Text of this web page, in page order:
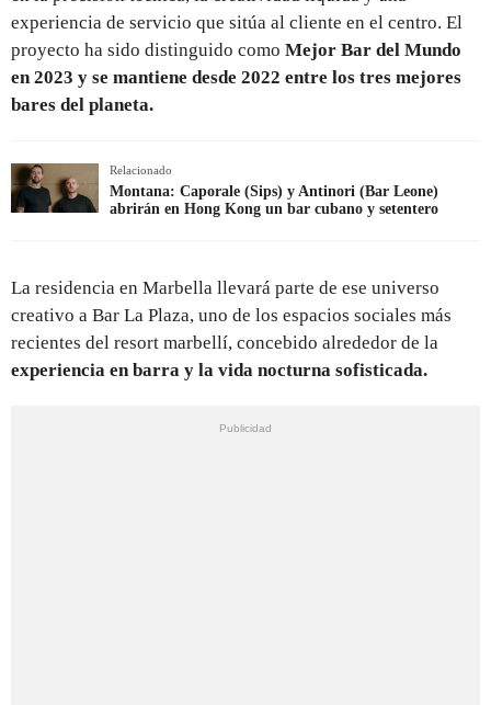
experiencia de servicio que sitúa al cliente en el centro. El
proyecto ha sido distinguido como Mejor Bar del Mundo
en 2023 y se mantiene desde 2022 entre los tres mejores
bares del planeta.
Relacionado
Montana: Caporale (Sips) y Antinori (Bar Leone)
abrirán en Hong Kong un bar cubano y setentero
La residencia en Marbella llevará parte de ese universo
creativo a Bar La Plaza, uno de los espacios sociales más
recientes del resort marbellí, concebido alrededor de la
experiencia en barra y la vida nocturna sofisticada.